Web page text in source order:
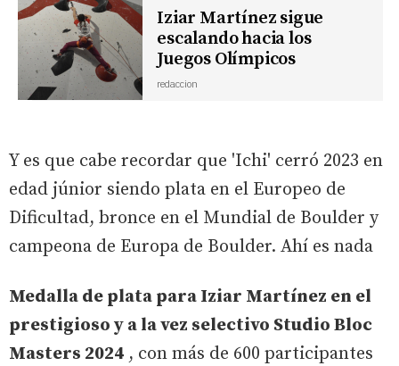
Iziar Martínez sigue
escalando hacia los
Juegos Olímpicos
redaccion
Y es que cabe recordar que 'Ichi' cerró 2023 en
edad júnior siendo plata en el Europeo de
Dificultad, bronce en el Mundial de Boulder y
campeona de Europa de Boulder. Ahí es nada
Medalla de plata para Iziar Martínez en el
prestigioso y a la vez selectivo Studio Bloc
Masters 2024 , con más de 600 participantes